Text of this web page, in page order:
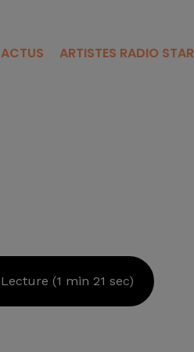
ACTUS ARTISTES RADIO STAR
Lecture (1 min 21 sec)